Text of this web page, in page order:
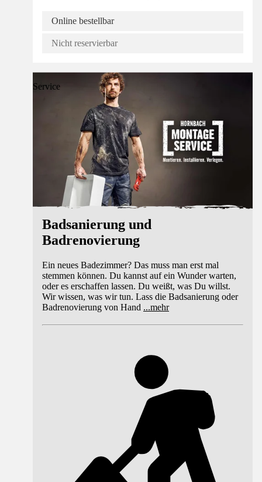
Online bestellbar
Nicht reservierbar
Service
Badsanierung und
Badrenovierung
Ein neues Badezimmer? Das muss man erst mal
stemmen können. Du kannst auf ein Wunder warten,
oder es erschaffen lassen. Du weißt, was Du willst.
Wir wissen, was wir tun. Lass die Badsanierung oder
Badrenovierung von Hand ...mehr